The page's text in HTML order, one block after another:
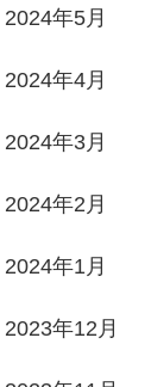
2024年5月
2024年4月
2024年3月
2024年2月
2024年1月
2023年12月